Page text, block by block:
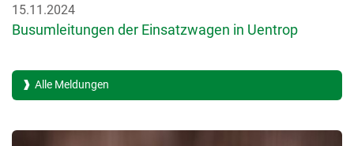
15.11.2024
Busumleitungen der Einsatzwagen in Uentrop
Alle Meldungen